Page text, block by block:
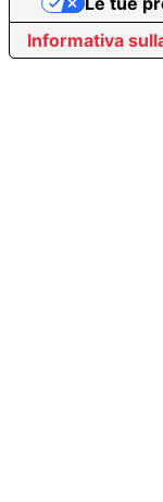
Informativa